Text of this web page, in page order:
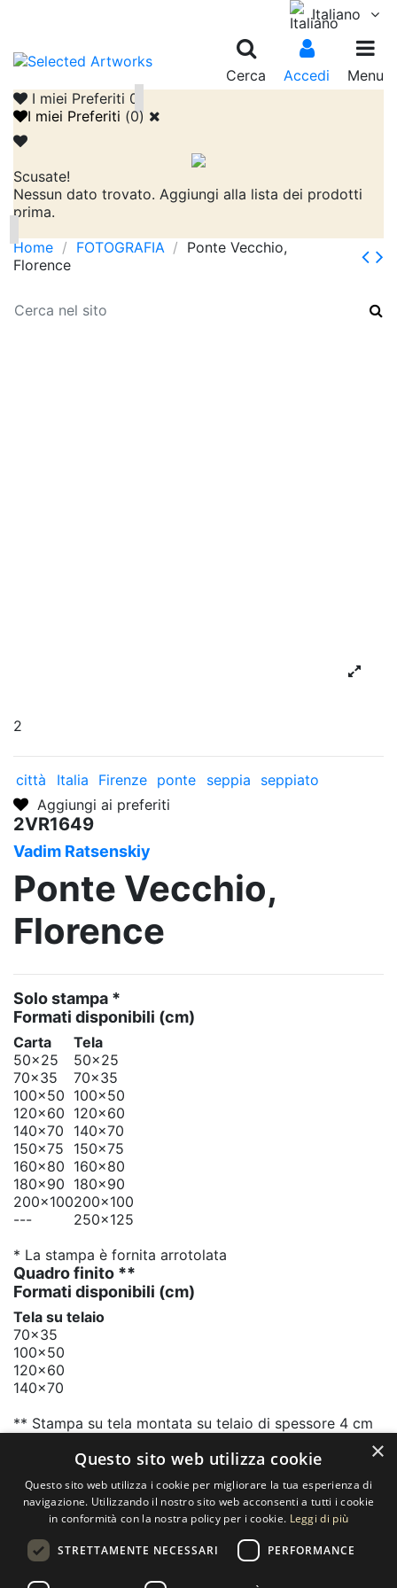
Italiano
Cerca Accedi
Menu
I miei Preferiti 0
I miei Preferiti (0)
Scusate!
Nessun dato trovato. Aggiungi alla lista dei prodotti
prima.
Home
FOTOGRAFIA
Ponte Vecchio,
Florence
2
città Italia Firenze ponte seppia
seppiato
Aggiungi ai preferiti
2VR1649
Vadim Ratsenskiy
Ponte Vecchio,
Florence
Solo stampa *
Formati disponibili (cm)
Carta
Tela
50x25
50x25
70x35
70x35
100x50 100x50
120x60 120x60
140x70
140x70
150x75
150x75
160x80 160x80
180x90 180x90
200x100200x100
---
250x125
* La stampa è fornita arrotolata
Quadro finito **
Formati disponibili (cm)
Tela su telaio
70x35
100x50
120x60
140x70
** Stampa su tela montata su telaio di spessore 4 cm
Contatti
Piazzale Cuoco, 4 - 20137 Milano
+39 02 54.669.17
×
Questo sito web utilizza cookie
Questo sito web utilizza i cookie per migliorare la tua esperienza di
navigazione. Utilizzando il nostro sito web acconsenti a tutti i cookie
in conformità con la nostra policy per i cookie. Leggi di più
STRETTAMENTE NECESSARI PERFORMANCE